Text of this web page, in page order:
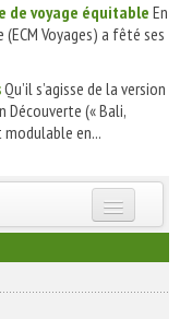
de voyage équitable En
(ECM Voyages) a fêté ses
Qu’il s’agisse de la version
Découverte (« Bali,
modulable en...